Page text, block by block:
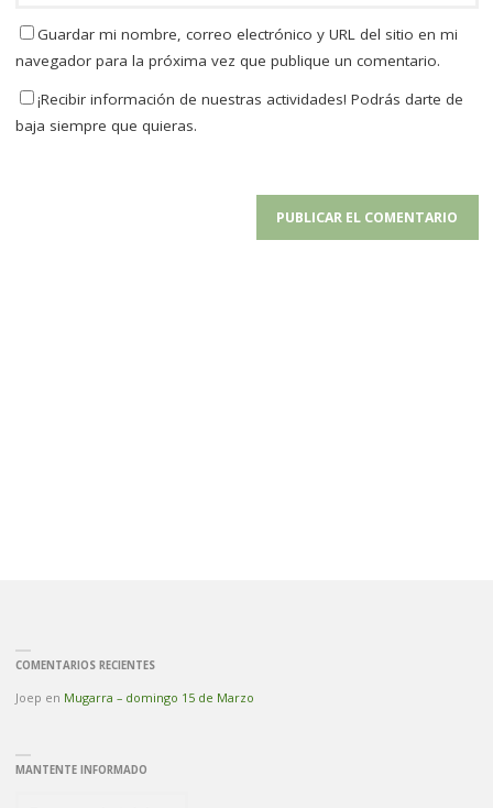
Guardar mi nombre, correo electrónico y URL del sitio en mi
navegador para la próxima vez que publique un comentario.
¡Recibir información de nuestras actividades! Podrás darte de
baja siempre que quieras.
COMENTARIOS RECIENTES
Joep en Mugarra – domingo 15 de Marzo
MANTENTE INFORMADO